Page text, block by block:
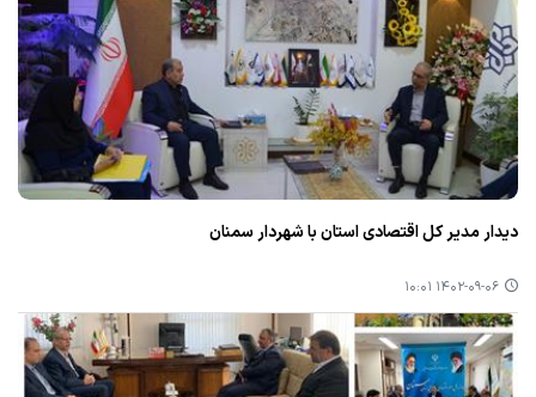
دیدار مدیر كل اقتصادی استان با شهردار سمنان
۱۴۰۲-۰۹-۰۶ ۱۰:۰۱